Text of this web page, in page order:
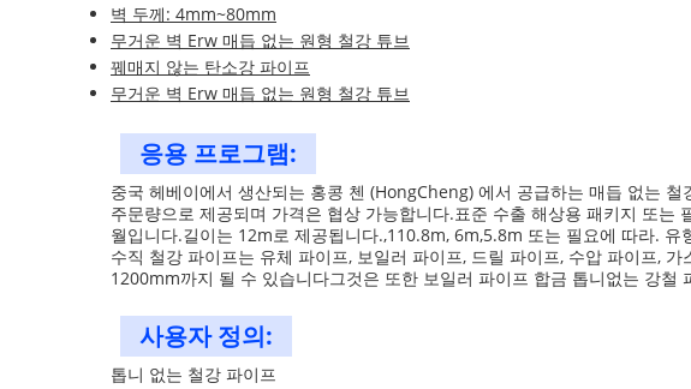
벽 두께: 4mm~80mm
무거운 벽 Erw 매듭 없는 원형 철강 튜브
꿰매지 않는 탄소강 파이프
무거운 벽 Erw 매듭 없는 원형 철강 튜브
응용 프로그램:
중국 헤베이에서 생산되는 홍콩 첸 (HongCheng) 에서 공급하는 매듭 없는 철
주문량으로 제공되며 가격은 협상 가능합니다.표준 수출 해상용 패키지 또
월입니다.길이는 12m로 제공됩니다.,110.8m, 6m,5.8m 또는 필요에 따라. 유
수직 철강 파이프는 유체 파이프, 보일러 파이프, 드릴 파이프, 수압 파이프,
1200mm까지 될 수 있습니다그것은 또한 보일러 파이프 합금 톱니없는 강
사용자 정의:
톱니 없는 철강 파이프